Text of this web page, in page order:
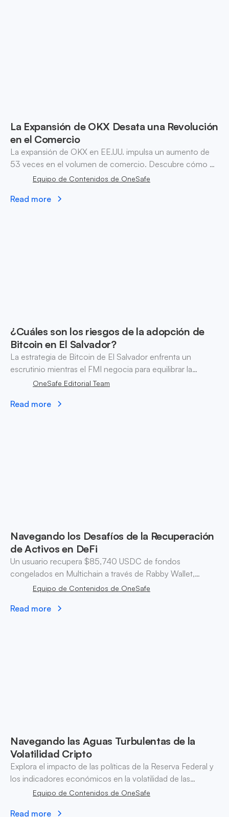
La Expansión de OKX Desata una Revolución
en el Comercio
La expansión de OKX en EE.UU. impulsa un aumento de
53 veces en el volumen de comercio. Descubre cómo el
cumplimiento regulatorio y el crecimiento de DEX están
criptomonedas.
Equipo de Contenidos de OneSafe
Read more
¿Cuáles son los riesgos de la adopción de
Bitcoin en El Salvador?
La estrategia de Bitcoin de El Salvador enfrenta un
escrutinio mientras el FMI negocia para equilibrar la
innovación con la estabilidad financiera. Descubre las
OneSafe Editorial Team
Read more
Navegando los Desafíos de la Recuperación
de Activos en DeFi
Un usuario recupera $85,740 USDC de fondos
congelados en Multichain a través de Rabby Wallet,
destacando las implicaciones legales y regulatorias en la
Equipo de Contenidos de OneSafe
Read more
Navegando las Aguas Turbulentas de la
Volatilidad Cripto
Explora el impacto de las políticas de la Reserva Federal y
los indicadores económicos en la volatilidad de las
criptomonedas, navegando las reacciones del mercado y
Equipo de Contenidos de OneSafe
Read more